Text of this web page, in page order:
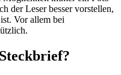
der Leser besser vorstellen,
Vor allem bei